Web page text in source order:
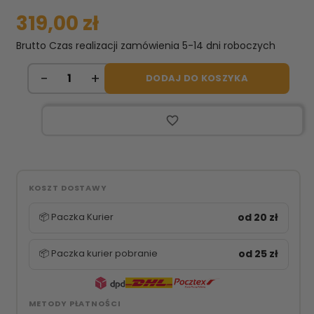
319,00 zł
Brutto Czas realizacji zamówienia 5-14 dni roboczych
DODAJ DO KOSZYKA
favorite_border
KOSZT DOSTAWY
📦 Paczka Kurier od 20 zł
📦 Paczka kurier pobranie od 25 zł
METODY PŁATNOŚCI